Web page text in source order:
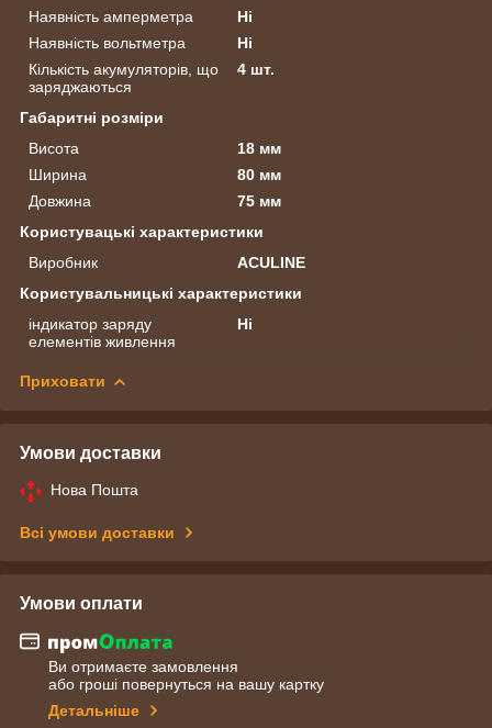
Наявність амперметра
Ні
Наявність вольтметра
Ні
Кількість акумуляторів, що
заряджаються
4 шт.
Габаритні розміри
Висота
18 мм
Ширина
80 мм
Довжина
75 мм
Користувацькi характеристики
Виробник
ACULINE
Користувальницькі характеристики
індикатор заряду
елементів живлення
Ні
Приховати
Умови доставки
Нова Пошта
Всі умови доставки
Умови оплати
Ви отримаєте замовлення
або гроші повернуться на вашу картку
Детальніше